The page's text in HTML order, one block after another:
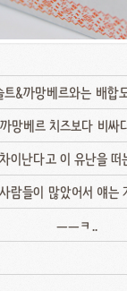
&까망베르와는 배합
망베르 치즈보다 비싸
이난다고 이 유난을 떠
람들이 많았어서 얘는
ㅡㅡㅋ..